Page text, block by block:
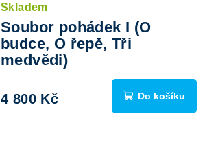
Skladem
Soubor pohádek I (O
budce, O řepě, Tři
medvědi)
4 800 Kč Do košíku